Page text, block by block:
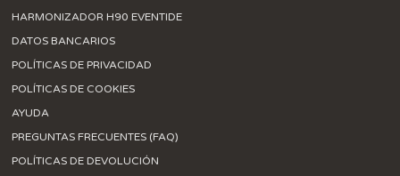
HARMONIZADOR H90 EVENTIDE
DATOS BANCARIOS
POLÍTICAS DE PRIVACIDAD
POLÍTICAS DE COOKIES
AYUDA
PREGUNTAS FRECUENTES (FAQ)
POLÍTICAS DE DEVOLUCIÓN